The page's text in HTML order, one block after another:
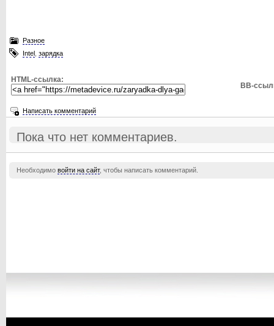
Разное
Intel зарядка
HTML-ссылка:
BB-
Написать комментарий
Пока что нет комментариев.
Необходимо войти на сайт, чтобы написать комментарий.